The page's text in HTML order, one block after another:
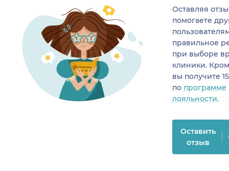
Оставляя
помогаете
правильное
при выборе
клиники.
вы получите
по программе
лояльности.
Оставить
отзыв